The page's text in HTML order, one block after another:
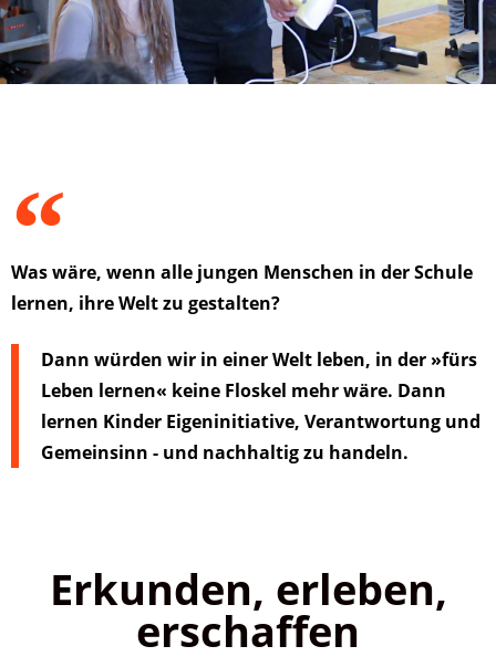
Was wäre, wenn alle jungen Menschen in der Schule
lernen, ihre Welt zu gestalten?
Dann würden wir in einer Welt leben, in der »fürs
Leben lernen« keine Floskel mehr wäre. Dann
lernen Kinder Eigeninitiative, Verantwortung und
Gemeinsinn - und nachhaltig zu handeln.
Erkunden, erleben,
erschaffen